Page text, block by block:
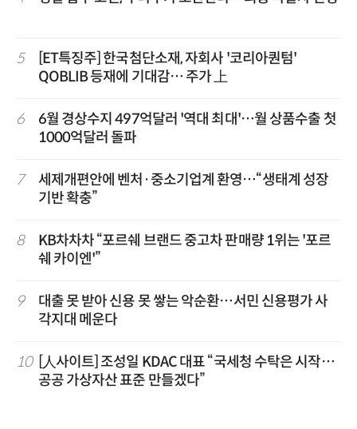
5
[ET특징주] 한국첨단소재, 자회사 '코리아퀀텀'
QOBLIB 등재에 기대감… 주가 上
6
6월 경상수지 497억달러 '역대 최대'…월 상품수출 첫
1000억달러 돌파
7
세제개편안에 벤처·중소기업계 환영…“생태계 성장
기반 확충”
8
KB차차차 “포르쉐 브랜드 중고차 판매량 1위는 '포르
쉐 카이엔'”
9
대출 못 받아 신용 못 쌓는 악순환…서민 신용평가 사
각지대 메운다
10 [人사이트] 조성일 KDAC 대표 “국세청 수탁은 시작…
공공 가상자산 표준 만들겠다”